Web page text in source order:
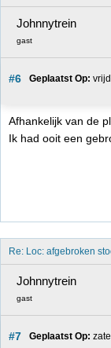
Johnnytrein
gast
#6 Geplaatst Op:
Afhankelijk van de
Ik had ooit een
Re: Loc: afgebroken
Johnnytrein
gast
#7 Geplaatst Op: